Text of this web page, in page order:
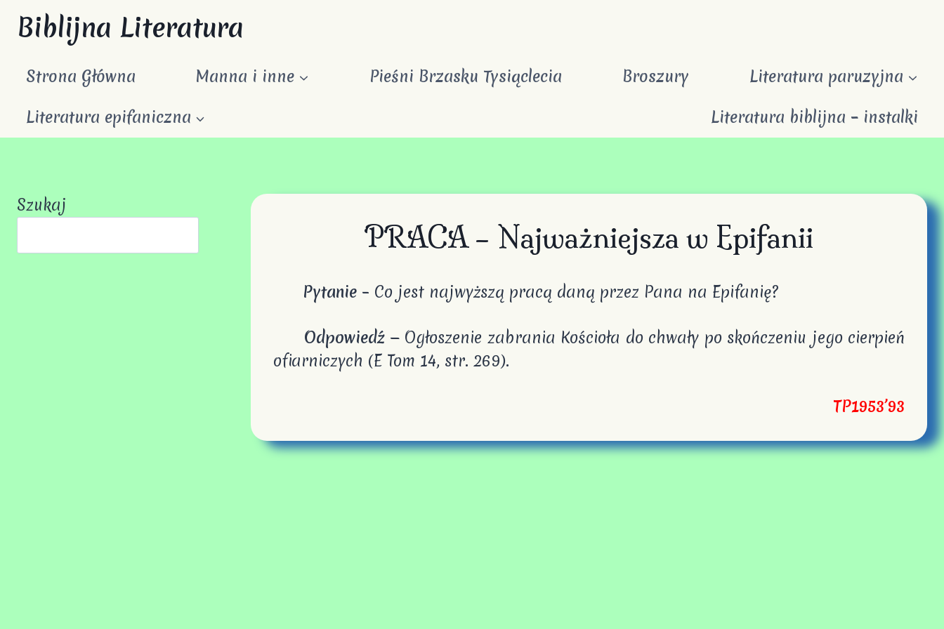
Przejdź
Biblijna Literatura
Strona Główna Manna i inne Pieśni Brzasku Tysiąclecia Broszury
Literatura paruzyjna
Literatura epifaniczna
Literatura biblijna – instalki
PRACA – Najważniejsza w Epifanii
Pytanie– Co jest najwyższą pracą daną przez Pana na Epifanię?
Odpowiedź— Ogłoszenie zabrania Kościoła do chwały po skończeniu jego cierpień
ofiarniczych (E Tom 14, str. 269).
TP1953’93
Szukaj